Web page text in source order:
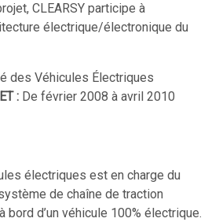
CLEARSY participe à
électrique/électronique du
des Véhicules Électriques
: De février 2008 à avril 2010
électriques est en charge du
de chaîne de traction
bord d’un véhicule 100% électrique.